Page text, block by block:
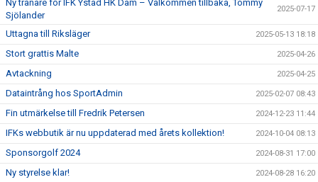
Ny tränare för IFK Ystad HK Dam – Välkommen tillbaka, Tommy
Sjölander
2025-07-17
Uttagna till Riksläger 2025-05-13 18:18
Stort grattis Malte 2025-04-26
Avtackning 2025-04-25
Dataintrång hos SportAdmin 2025-02-07 08:43
Fin utmärkelse till Fredrik Petersen 2024-12-23 11:44
IFKs webbutik är nu uppdaterad med årets kollektion! 2024-10-04 08:13
Sponsorgolf 2024 2024-08-31 17:00
Ny styrelse klar! 2024-08-28 16:20